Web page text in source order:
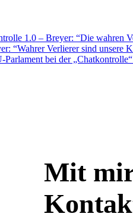
1.0 – Breyer: “Die wahren
“Wahrer Verlierer sind unsere
bei der
Mit